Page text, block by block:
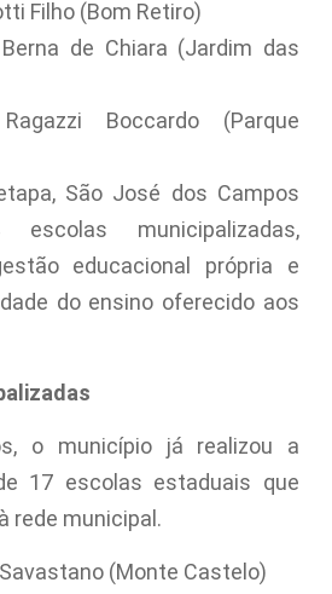
Filho (Bom Retiro)
Berna de Chiara (Jardim das
Boccardo (Parque
São José dos Campos
municipalizadas,
educacional própria e
do ensino oferecido aos
o município já realizou a
17 escolas estaduais que
rede municipal.
(Monte Castelo)